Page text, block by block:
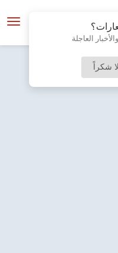
العاجلة
لا شكراً